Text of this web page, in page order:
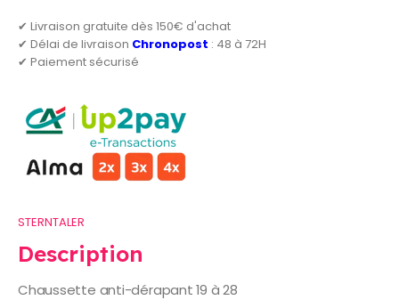
✔ Livraison gratuite dès 150€ d'achat
✔ Délai de livraison Chronopost : 48 à 72H
✔ Paiement sécurisé
STERNTALER
Description
Chaussette anti-dérapant 19 à 28